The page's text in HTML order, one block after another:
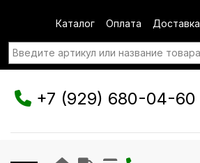
Каталог Оплата Доставка
+7 (929) 680-04-60